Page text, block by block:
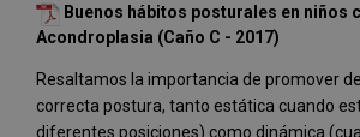
Buenos hábitos posturales en niños
Acondroplasia (Caño C - 2017)
Resaltamos la importancia de promover
correcta postura, tanto estática cuando
diferentes posiciones) como dinámica